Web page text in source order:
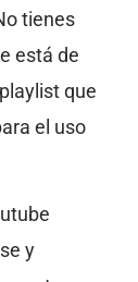
tienes
está de
que
el uso
y